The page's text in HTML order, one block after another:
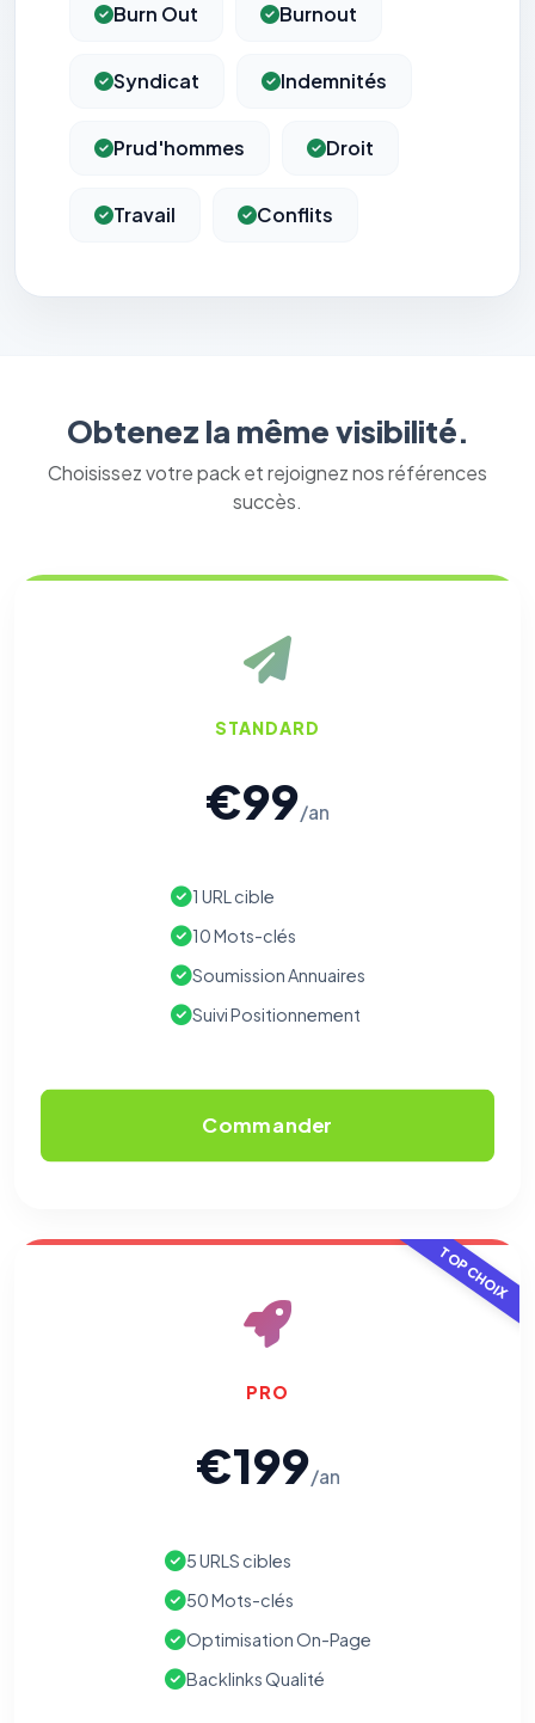
Burn Out Burnout
Syndicat Indemnités
Prud'hommes Droit
Travail Conflits
Obtenez la même visibilité.
Choisissez votre pack et rejoignez nos références
succès.
STANDARD
€99/an
1 URL cible
10 Mots-clés
Soumission Annuaires
Suivi Positionnement
Commander
TOP CHOIX
PRO
€199/an
5 URLS cibles
50 Mots-clés
Optimisation On-Page
Backlinks Qualité